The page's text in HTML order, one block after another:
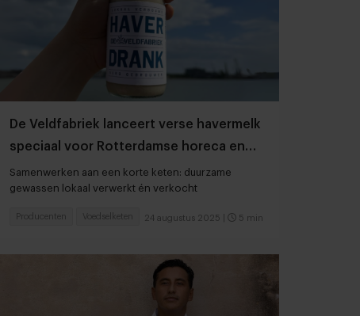
De Veldfabriek lanceert verse havermelk
speciaal voor Rotterdamse horeca en
retail
Samenwerken aan een korte keten: duurzame
gewassen lokaal verwerkt én verkocht
24 augustus 2025 5 min
Producenten Voedselketen